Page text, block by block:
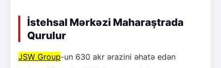
İstehsal Mərkəzi Maharaştrada
Qurulur
JSW Group-un 630 akr ərazini əhatə edən